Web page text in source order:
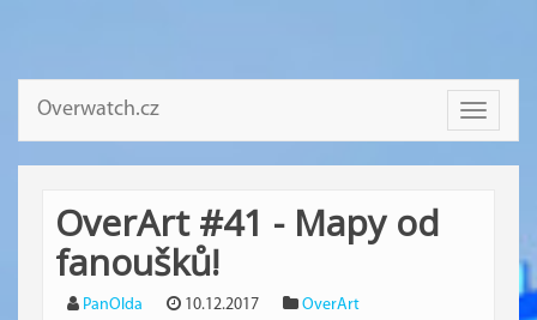
Toggle
Overwatch.cz
OverArt #41 - Mapy od
fanoušků!
PanOlda 10.12.2017 OverArt